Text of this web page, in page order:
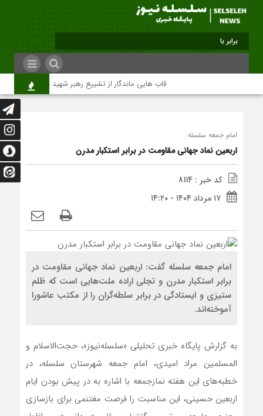
برابر با : Saturday - 8 August - 2026
قاب هایی ماندگار از تشییع رهبر شهید در تهران
امام جمعه سلسله:
اربعین نماد جهانی مقاومت در برابر استکبار مدرن
کد خبر : 8114
۱۷ مرداد ۱۴۰۴ - ۱۴:۲۰
امام جمعه سلسله گفت: اربعین نماد جهانی مقاومت در
برابر استکبار مدرن و تجلی اراده ملت‌هایی است که ظلم
ستیزی و ایستادگی در برابر سلطه‌گران را از مکتب عاشورا
آموخته‌اند.
به گزارش پایگاه خبری تحلیلی «سلسله‌نیوز»، حجت‌الاسلام و
المسلمین مراد امیدی، امام جمعه شهرستان سلسله، در
خطبه‌های این هفته نمازجمعه با اشاره به در پیش بودن ایام
اربعین حسینی، این مناسبت را فرصت مغتنمی برای بازسازی